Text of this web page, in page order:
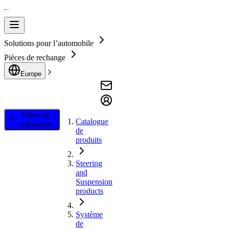
Solutions pour l’automobile
Pièces de rechange
Europe
Filtrer et
rechercher
Catalogue
de
produits
Steering
and
Suspension
products
Système
de